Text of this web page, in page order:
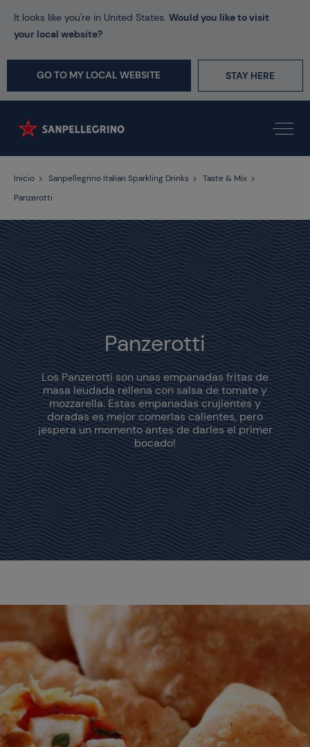
It looks like you're in United States. Would you like to visit
your local website?
GO TO MY LOCAL WEBSITE STAY HERE
Inicio Sanpellegrino Italian Sparkling Drinks
Taste & Mix
Panzerotti
Panzerotti
Los Panzerotti son unas empanadas fritas de
masa leudada rellena con salsa de tomate y
mozzarella. Estas empanadas crujientes y
doradas es mejor comerlas calientes, pero
¡espera un momento antes de darles el primer
bocado!